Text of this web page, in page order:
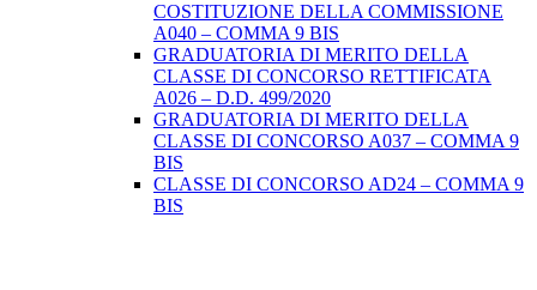
COSTITUZIONE DELLA COMMISSIONE
A040 – COMMA 9 BIS
GRADUATORIA DI MERITO DELLA
CLASSE DI CONCORSO RETTIFICATA
A026 – D.D. 499/2020
GRADUATORIA DI MERITO DELLA
CLASSE DI CONCORSO A037 – COMMA 9
BIS
CLASSE DI CONCORSO AD24 – COMMA 9
BIS